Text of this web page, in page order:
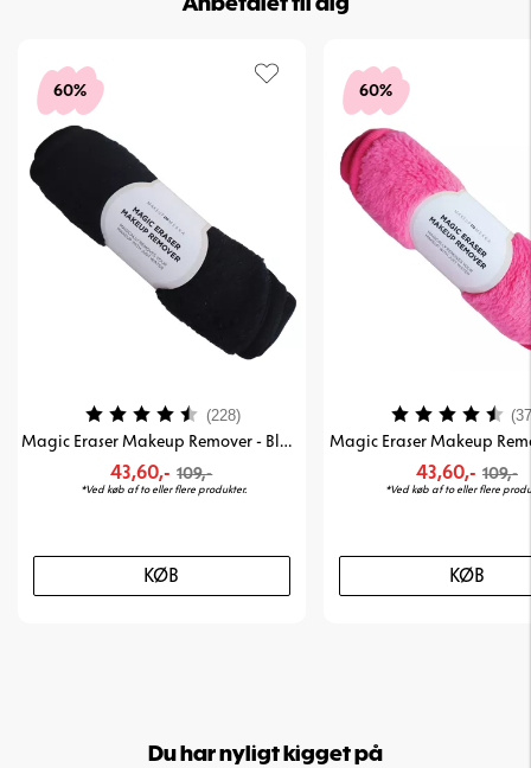
60%
Magic Eraser Makeup Remover - Black
43,60,- 109,-
*Ved køb af to eller flere produkter.
KØB
Vurdering: (228)4.4 ud af 5 stjerner
60%
Magic Eraser Makeup
43,60,- 109,-
*Ved køb af to eller flere
KØB
Vurdering:
Du har nyligt kigget på